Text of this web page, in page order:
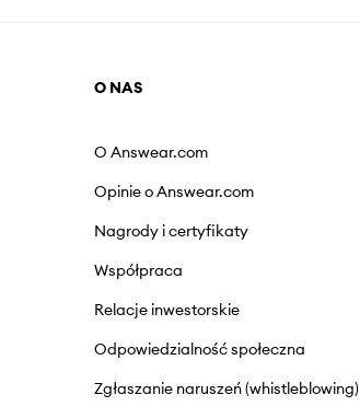
O NAS
O Answear.com
Opinie o Answear.com
Nagrody i certyfikaty
Współpraca
Relacje inwestorskie
Odpowiedzialność społeczna
Zgłaszanie naruszeń (whistleblowing)